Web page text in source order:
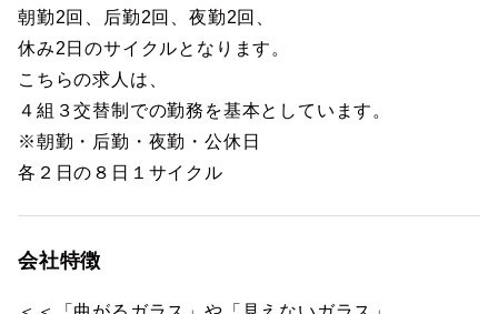
朝勤2回、后勤2回、夜勤2回、
休み2日のサイクルとなります。
こちらの求人は、
４組３交替制での勤務を基本としています。
※朝勤・后勤・夜勤・公休日
各２日の８日１サイクル
会社特徴